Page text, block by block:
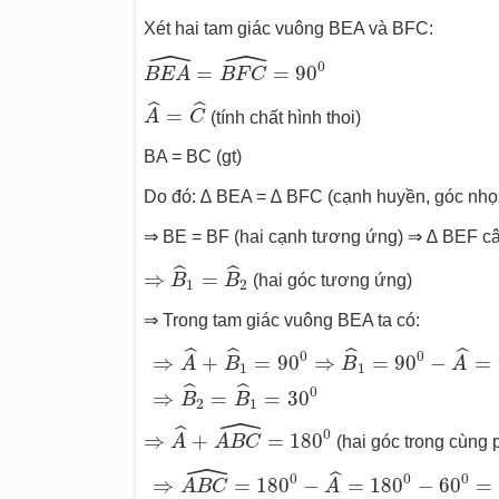
Xét hai tam giác vuông BEA và BFC:
ˆ
BEA = ˆ
BFC = 900
BEA^ FC^=
ˆ
A = ˆ
C
A^ C^
(tính chất hình thoi)
BA = BC (gt)
Do đó: ∆ BEA = ∆ BFC (cạnh huyền, góc
⇒ BE = BF (hai cạnh tương ứng) ⇒ ∆ BEF
⇒ ˆ
B1 = ˆ
B2
B^1 ^2
(hai góc tương ứng)
⇒ Trong tam giác vuông BEA ta có:
⇒ ˆ
A + ˆ
B1 = 900 ⇒ ˆ
B1 = 900 − ˆ
A =
⇒ ˆ
B2 = ˆ
B1 = 300
^+ 1= ⇒B =90 ^ 900
⇒ ˆ
A + ˆ
ABC = 1800
A^+ BC^=
(hai góc trong cùng
⇒ ˆ
ABC = 1800 − ˆ
A = 1800 − 600 =
BC^= A 180 60 120